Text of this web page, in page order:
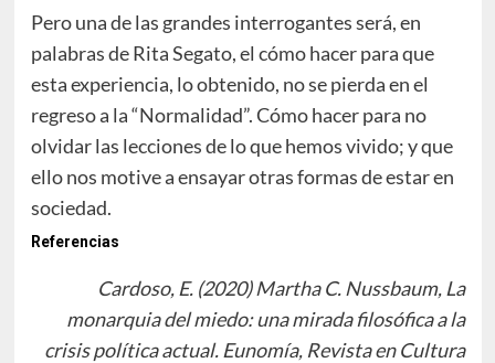
Pero una de las grandes interrogantes será, en
palabras de Rita Segato, el cómo hacer para que
esta experiencia, lo obtenido, no se pierda en el
regreso a la “Normalidad”. Cómo hacer para no
olvidar las lecciones de lo que hemos vivido; y que
ello nos motive a ensayar otras formas de estar en
sociedad.
Referencias
Cardoso, E. (2020) Martha C. Nussbaum, La
monarquia del miedo: una mirada filosófica a la
crisis política actual. Eunomía, Revista en Cultura